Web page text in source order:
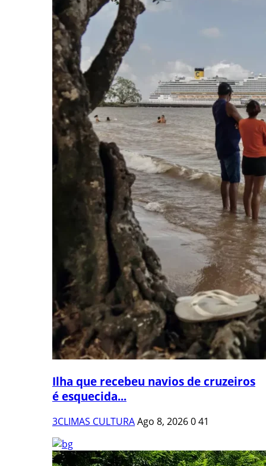
Ilha que recebeu navios de cruzeiros
é esquecida...
3CLIMAS CULTURAAgo 8, 2026041